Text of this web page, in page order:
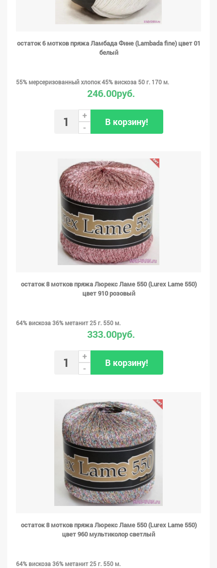
остаток 6 мотков пряжа Ламбада Фине (Lambada fine) цвет 01
белый
55% мерсеризованный хлопок 45% вискоза 50 г. 170 м.
246.00руб.
+
-
В корзину!
остаток 8 мотков пряжа Люрекс Ламе 550 (Lurex Lame 550)
цвет 910 розовый
64% вискоза 36% метанит 25 г. 550 м.
333.00руб.
+
-
В корзину!
остаток 8 мотков пряжа Люрекс Ламе 550 (Lurex Lame 550)
цвет 960 мультиколор светлый
64% вискоза 36% метанит 25 г. 550 м.